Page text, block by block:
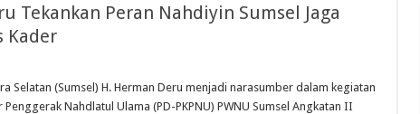
Tekankan Peran Nahdiyin Sumsel Jaga
Kader
Selatan (Sumsel) H. Herman Deru menjadi narasumber dalam kegiatan
Nahdlatul Ulama (PD-PKPNU) PWNU Sumsel Angkatan II